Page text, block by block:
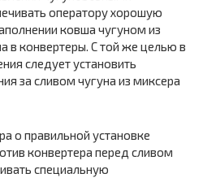
оператору хорошую
ковша чугуном из
в конвертеры. С той же целью в
следует установить
за сливом чугуна из миксера
о правильной установке
конвертера перед сливом
специальную